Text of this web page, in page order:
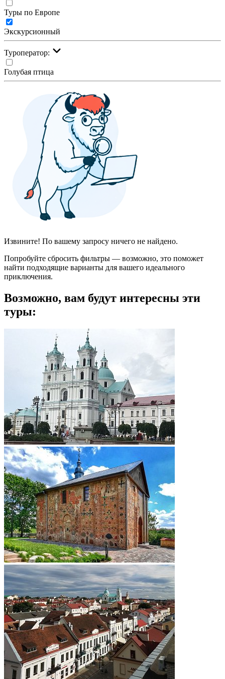
Туры по Европе
Экскурсионный
Туроператор:
Голубая птица
Извините! По вашему запросу ничего не найдено.
Попробуйте сбросить фильтры — возможно, это поможет
найти подходящие варианты для вашего идеального
приключения.
Возможно, вам будут интересны эти
туры: